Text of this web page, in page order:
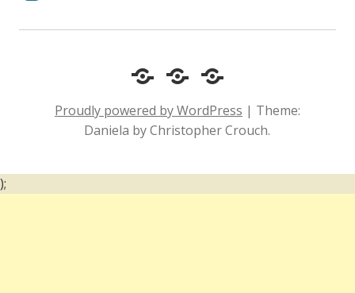
Cotidiano
Comportamento
Inclusão
e
Acessibilidade
Diário
um
surdo
Proudly powered by WordPress | Theme:
Daniela by Christopher Crouch.
);